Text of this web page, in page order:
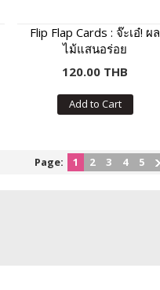
Flip Flap Cards : จ๊ะเอ๋! ผล
ไม้แสนอร่อย
120.00 THB
Add to Cart
Page: 1 2 3 4 5